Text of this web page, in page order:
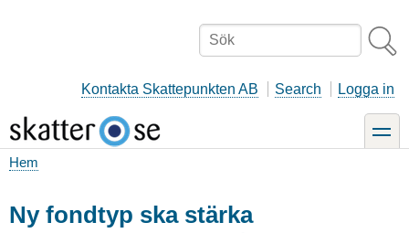
Sök
Kontakta Skattepunkten AB Search Logga in
toggle
Hem
Ny fondtyp ska stärka